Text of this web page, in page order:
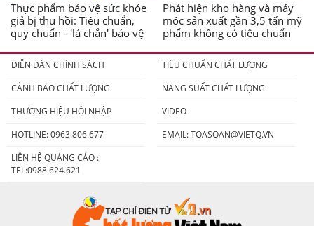
Thực phẩm bảo vệ sức khỏe
giả bị thu hồi: Tiêu chuẩn,
quy chuẩn - 'lá chắn' bảo vệ
Phát hiện kho hàng và máy
móc sản xuất gần 3,5 tấn mỹ
phẩm không có tiêu chuẩn
DIỄN ĐÀN CHÍNH SÁCH
TIÊU CHUẨN CHẤT LƯỢNG
CẢNH BÁO CHẤT LƯỢNG
NĂNG SUẤT CHẤT LƯỢNG
THƯƠNG HIỆU HỘI NHẬP
VIDEO
HOTLINE: 0963.806.677
EMAIL:TOASOAN@VIETQ.VN
LIÊN HỆ QUẢNG CÁO :
TEL:0988.624.621